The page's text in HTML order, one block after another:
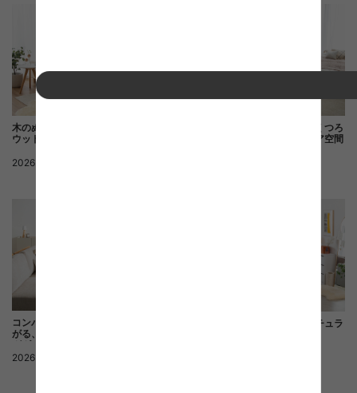
木のぬくもりに包まれたナチュラル
ウッドスタイル
2026.05.28
木目と淡色で整える、仕事もくつろ
ぎも叶うナチュラルインテリア空間
コンパクトな間取りでも心地よく広
がる、ナチュラルテイストのリビン
グダイニングコーディネート
2026.05.12
コンパクト家具で整う淡色ナチュラ